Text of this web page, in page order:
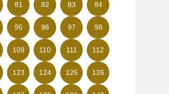
81 82 83 84
95 96 97 98
109 110 111 112
123 124 125 126